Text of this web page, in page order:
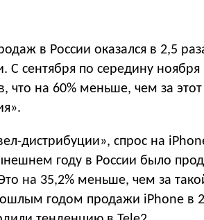
в России оказался в 2,5
сентября по середину ноября
что на 60% меньше, чем за
дистрибуции», спрос на
году в России было
на 35,2% меньше, чем за
годом продажи iPhone в